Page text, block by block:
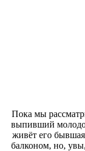
Пока мы
выпивший
живёт его
балконом, но,